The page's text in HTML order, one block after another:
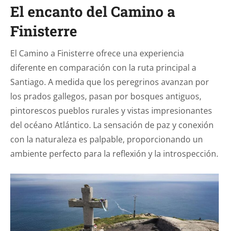
El encanto del Camino a
Finisterre
El Camino a Finisterre ofrece una experiencia
diferente en comparación con la ruta principal a
Santiago. A medida que los peregrinos avanzan por
los prados gallegos, pasan por bosques antiguos,
pintorescos pueblos rurales y vistas impresionantes
del océano Atlántico. La sensación de paz y conexión
con la naturaleza es palpable, proporcionando un
ambiente perfecto para la reflexión y la introspección.